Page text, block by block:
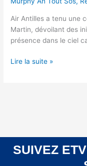
Air Antilles a tenu une
Martin, dévoilant des
présence dans le ciel
Lire la suite »
SUIVEZ